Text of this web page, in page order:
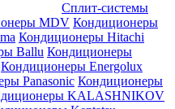
Сплит-системы
MDV Кондиционеры
Кондиционеры Hitachi
Ballu Кондиционеры
Кондиционеры Energolux
Panasonic Кондиционеры
KALASHNIKOV